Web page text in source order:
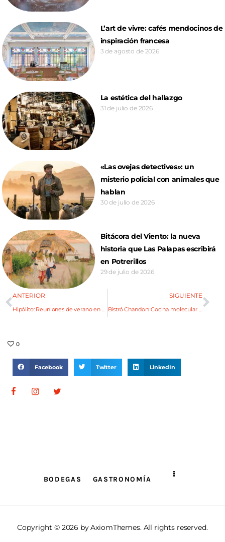
L’art de vivre: cafés mendocinos de
inspiración francesa
3 de agosto de 2026
La estética del hallazgo
31 de julio de 2026
«Las ovejas detectives»: un
misterio policial con animales que
hablan
30 de julio de 2026
Bitácora del Viento: la nueva
historia que Las Palapas escribirá
en Potrerillos
29 de julio de 2026
ANTERIOR
Hipólito: Reuniones de verano en el patio cervecero
SIGUIENTE
Bistró Chandon: Cocina molecular y espumantes
0
Facebook Twitter LinkedIn
BODEGAS GASTRONOMÍA
Copyright © 2026 by AxiomThemes. All rights reserved.